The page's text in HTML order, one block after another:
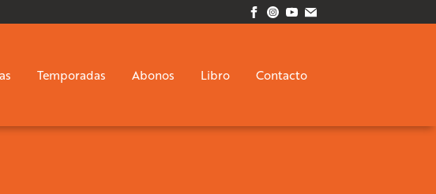
Temporadas Abonos Libro Contacto